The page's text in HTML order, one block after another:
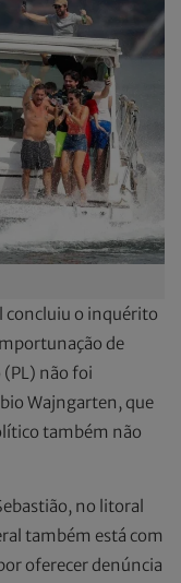
concluiu o inquérito
de
não foi
Wajngarten, que
também não
no litoral
também está com
oferecer denúncia